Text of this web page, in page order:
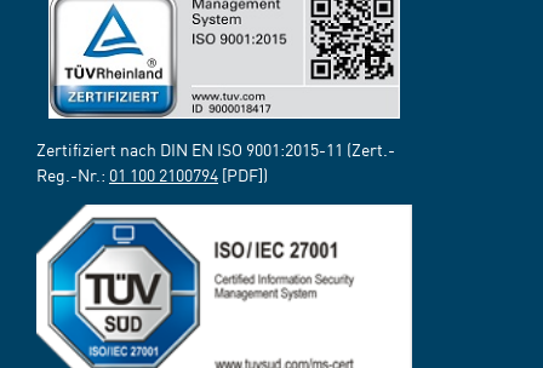
Zertifiziert nach DIN EN ISO 9001:2015-11 (Zert.-
Reg.-Nr.: 01 100 2100794 [PDF])